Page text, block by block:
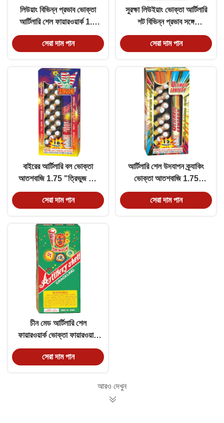
লিউয়াং বিভিন্ন প্রভাব ভোক্তা
আর্টিলারি শেল ফায়ারওয়ার্ক 1.5
"ছোট উত্সব বল
সেরা দাম পান
সুরক্ষা লিউইয়াং ভোক্তা আর্টিলারি
শট বিভিন্ন প্রভাব সঙ্গে
আতশবাজি
সেরা দাম পান
বাইরের আর্টিলারি বল ভোক্তা
আতশবাজি 1.75 "ত্রিভুজ তিন
বিরতি
সেরা দাম পান
আর্টিলারি শেল উদযাপন ক্র্যাকিং
ভোক্তা আতশবাজি 1.75
"অলটিমেট ফ্যান্টাসি দুই বিরতি
সেরা দাম পান
চীন মেড আর্টিলারি শেল
ফায়ারওয়ার্ক ভোক্তা ফায়ারওয়ার্ক
1.75 "ব্যাস
সেরা দাম পান
আরও দেখুন